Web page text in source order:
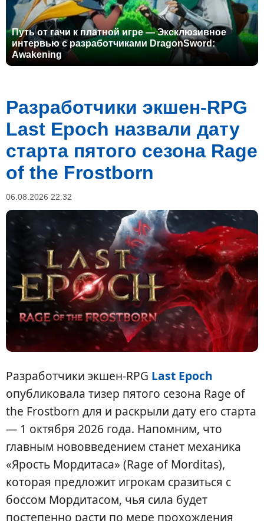
Путь от гачи к платной игре — Эксклюзивное
интервью с разработчиками DragonSword:
Awakening
Разработчики экшен-RPG
Last Epoch назвали дату
старта пятого сезона Rage
of the Frostborn
06.08.2026 22:32
Разработчики экшен-RPG Last Epoch
опубликовала тизер пятого сезона Rage of
the Frostborn для и раскрыли дату его старта
— 1 октября 2026 года. Напомним, что
главным нововведением станет механика
«Ярость Мордитаса» (Rage of Morditas),
которая предложит игрокам сразиться с
боссом Мордитасом, чья сила будет
постепенно расти по мере прохождения